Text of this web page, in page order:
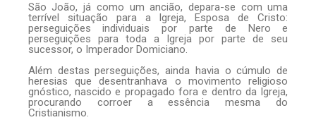
São João, já como um ancião, depara-se com uma
terrível situação para a Igreja, Esposa de Cristo:
perseguições individuais por parte de Nero e
perseguições para toda a Igreja por parte de seu
sucessor, o Imperador Domiciano.
Além destas perseguições, ainda havia o cúmulo de
heresias que desentranhava o movimento religioso
gnóstico, nascido e propagado fora e dentro da Igreja,
procurando corroer a essência mesma do
Cristianismo.